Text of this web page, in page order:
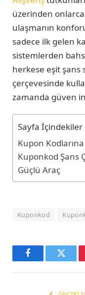
üzerinden
ulaşmanın
sadece ilk gelen
sistemlerden
herkese eşit şans
çerçevesinde
zamanda güven
Sayfa İçindekiler
Kupon
Kuponkod Şans
Güçlü Araç
Kuponkod
Facebook